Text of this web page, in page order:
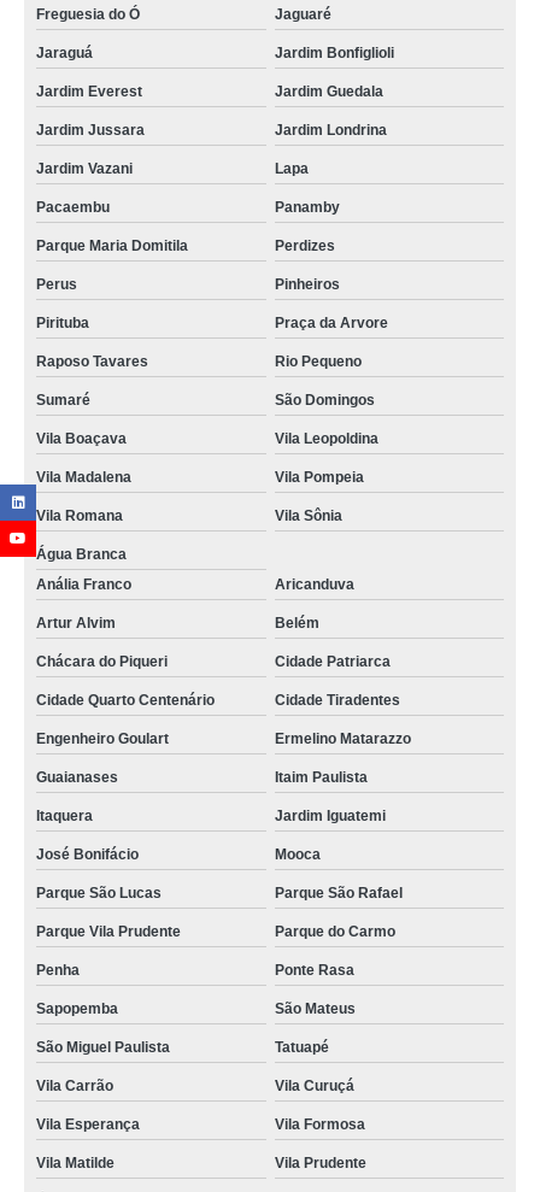
Freguesia do Ó Jaguaré
Jaraguá Jardim Bonfiglioli
Jardim Everest Jardim Guedala
Jardim Jussara Jardim Londrina
Jardim Vazani Lapa
Pacaembu Panamby
Parque Maria Domitila Perdizes
Perus Pinheiros
Pirituba Praça da Arvore
Raposo Tavares Rio Pequeno
Sumaré São Domingos
Vila Boaçava Vila Leopoldina
Vila Madalena Vila Pompeia
Vila Romana Vila Sônia
Água Branca
Anália Franco
Aricanduva
Artur Alvim Belém
Chácara do Piqueri Cidade Patriarca
Cidade Quarto Centenário Cidade Tiradentes
Engenheiro Goulart Ermelino Matarazzo
Guaianases Itaim Paulista
Itaquera Jardim Iguatemi
José Bonifácio Mooca
Parque São Lucas Parque São Rafael
Parque Vila Prudente Parque do Carmo
Penha Ponte Rasa
Sapopemba São Mateus
São Miguel Paulista Tatuapé
Vila Carrão Vila Curuçá
Vila Esperança Vila Formosa
Vila Matilde Vila Prudente